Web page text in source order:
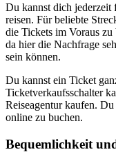
Du kannst dich jederzeit
reisen. Für beliebte
die Tickets im Voraus
da hier die Nachfrage
sein können.
Du kannst ein Ticket
Ticketverkaufsschalter
Reiseagentur kaufen.
online zu buchen.
Bequemlichkeit